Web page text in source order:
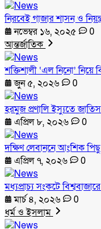
নিরবেই গাজার শাসন ও
নভেম্বর ১৬, ২০২৫
0
আন্তর্জাতিক
শক্তিশালী ‘এল নিনো’
জুন ৫, ২০২৬
0
হরমুজ প্রণালি ইস্যুতে
এপ্রিল ৮, ২০২৬
0
দক্ষিণ লেবাননে আংশিক
এপ্রিল ৭, ২০২৬
0
মধ্যপ্রাচ্য সংকটে
মার্চ ৪, ২০২৬
0
ধর্ম ও ইসলাম